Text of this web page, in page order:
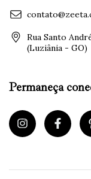
Rua Santo
(Luziânia - GO)
Permaneça